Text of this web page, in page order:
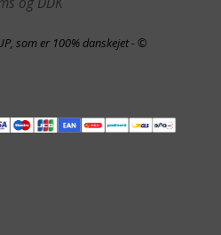
som er 100% danskejet - ©